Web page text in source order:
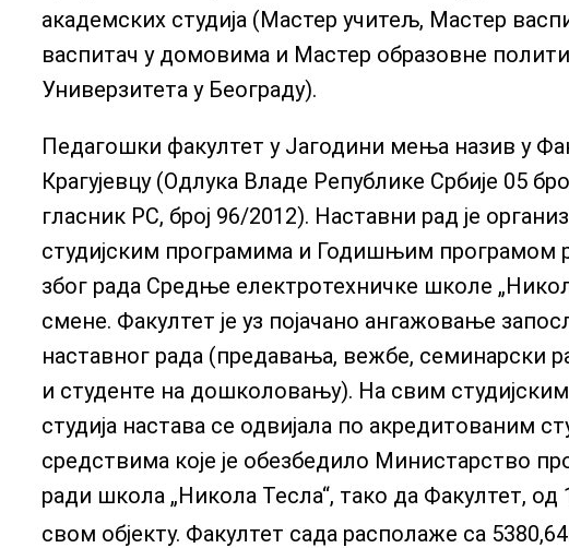
академских студија (Мастер учитељ, Мастер
васпитач у домовима и Мастер образовне
Универзитета у Београду).
Педагошки факултет у Јагодини мења назив у
Крагујевцу (Одлука Владе Републике Србије 05
гласник РС, број 96/2012). Наставни рад је
студијским програмима и Годишњим програмом
због рада Средње електротехничке школе
смене. Факултет је уз појачано ангажовање
наставног рада (предавања, вежбе, семинарски
и студенте на дошколовању). На свим
студија настава се одвијала по акредитованим
средствима које је обезбедило Министарство
ради школа „Никола Тесла“, тако да Факултет,
свом објекту. Факултет сада располаже са